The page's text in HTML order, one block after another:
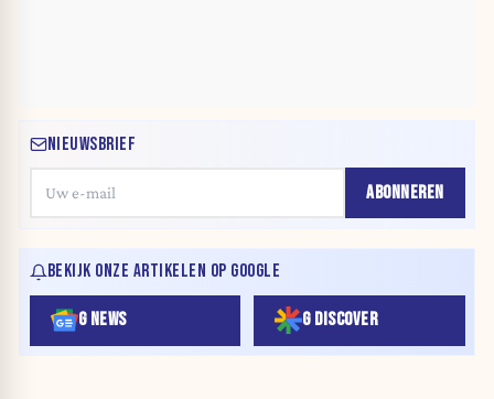
NIEUWSBRIEF
ABONNEREN
BEKIJK ONZE ARTIKELEN OP GOOGLE
G NEWS G DISCOVER